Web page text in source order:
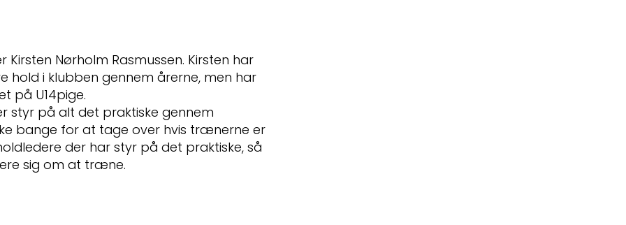
Kirsten Nørholm Rasmussen. Kirsten har
i klubben gennem årerne, men har
på U14pige.
styr på alt det praktiske gennem
bange for at tage over hvis trænerne er
der har styr på det praktiske, så
sig om at træne.